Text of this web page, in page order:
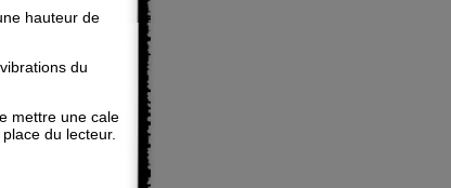
hauteur de
du
mettre une cale
du lecteur.